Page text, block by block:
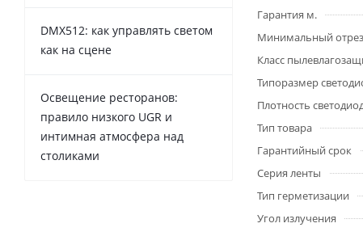
Гарантия м.
Минимальный
Класс
Типоразмер
Плотность
Тип товара
Гарантийный срок
Серия ленты
Тип герметизации
Угол излучения
DMX512: как управлять светом
как на сцене
Освещение ресторанов:
правило низкого UGR и
интимная атмосфера над
столиками